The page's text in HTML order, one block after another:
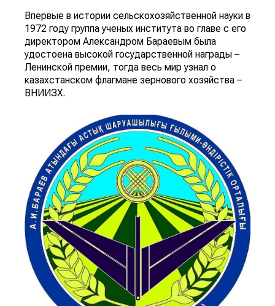
Впервые в истории сельскохозяйственной науки в
1972 году группа ученых института во главе с его
директором Александром Бараевым была
удостоена высокой государственной награды –
Ленинской премии, тогда весь мир узнал о
казахстанском флагмане зернового хозяйства –
ВНИИЗХ.